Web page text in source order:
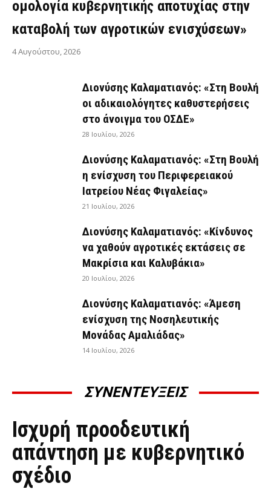
ομολογία κυβερνητικής αποτυχίας στην
καταβολή των αγροτικών ενισχύσεων»
4 Αυγούστου, 2026
Διονύσης Καλαματιανός: «Στη Βουλή
οι αδικαιολόγητες καθυστερήσεις
στο άνοιγμα του ΟΣΔΕ»
28 Ιουλίου, 2026
Διονύσης Καλαματιανός: «Στη Βουλή
η ενίσχυση του Περιφερειακού
Ιατρείου Νέας Φιγαλείας»
21 Ιουλίου, 2026
Διονύσης Καλαματιανός: «Κίνδυνος
να χαθούν αγροτικές εκτάσεις σε
Μακρίσια και Καλυβάκια»
20 Ιουλίου, 2026
Διονύσης Καλαματιανός: «Άμεση
ενίσχυση της Νοσηλευτικής
Μονάδας Αμαλιάδας»
14 Ιουλίου, 2026
ΣΥΝΕΝΤΕΥΞΕΙΣ
ΣΥΝΕΝΤΕΎΞΕΙΣ
Ισχυρή προοδευτική
απάντηση με κυβερνητικό
σχέδιο